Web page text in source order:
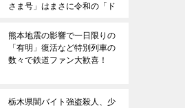
さま号」はまさに令和の「ド
熊本地震の影響で一日限りの
「有明」復活など特別列車の
数々で鉄道ファン大歓喜！
栃木県闇バイト強盗殺人、少